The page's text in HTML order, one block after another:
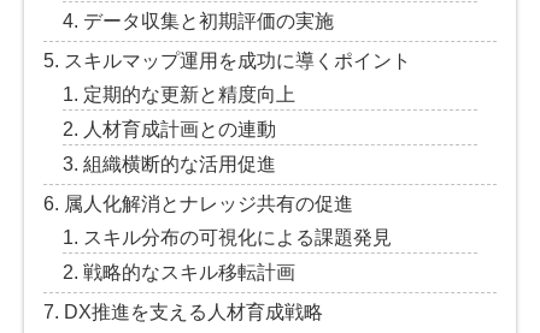
データ収集と初期評価の実施
スキルマップ運用を成功に導くポイント
定期的な更新と精度向上
人材育成計画との連動
組織横断的な活用促進
属人化解消とナレッジ共有の促進
スキル分布の可視化による課題発見
戦略的なスキル移転計画
DX推進を支える人材育成戦略